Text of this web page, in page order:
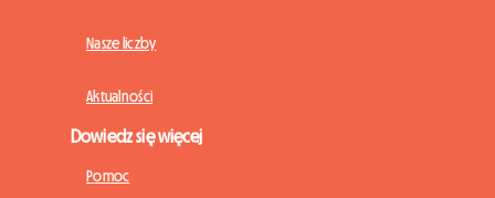
Nasze liczby
Aktualności
Dowiedz się więcej
Pomoc